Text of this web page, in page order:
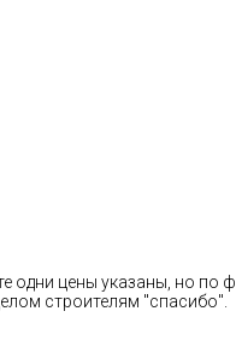
одни цены указаны, но по
строителям "спасибо".